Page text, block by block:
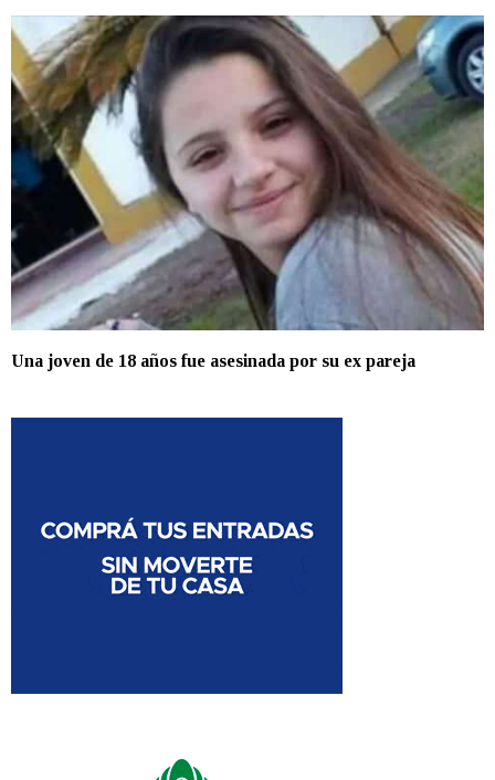
Una joven de 18 años fue asesinada por su ex pareja